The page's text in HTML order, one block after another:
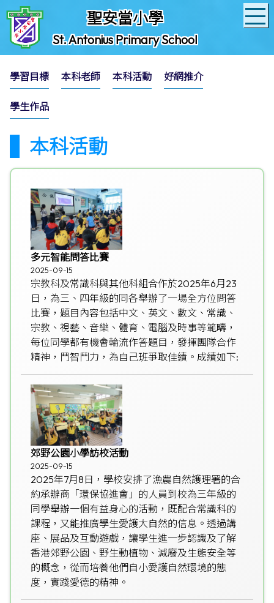
聖安當小學
St. Antonius Primary School
學習目標 本科老師 本科活動 好網推介
學生作品
本科活動
多元智能問答比賽
2025-09-15
宗教科及常識科與其他科組合作於2025年6月23
日，為三、四年級的同各舉辦了一場全方位問答
比賽，題目內容包括中文、英文、數文、常識、
宗教、視藝、音樂、體育、電腦及時事等範疇，
每位同學都有機會輪流作答題目，發揮團隊合作
精神，鬥智鬥力，為自己班爭取佳績。成績如下:
郊野公園小學訪校活動
2025-09-15
2025年7月8日，學校安排了漁農自然護理署的合
約承辦商「環保協進會」的人員到校為三年級的
同學舉辦一個有益身心的活動，既配合常識科的
課程，又能推廣學生愛護大自然的信息。透過講
座、展品及互動遊戲，讓學生進一步認識及了解
香港郊野公園、野生動植物、減廢及生態安全等
的概念，從而培養他們自小愛護自然環境的態
度，實踐愛德的精神。